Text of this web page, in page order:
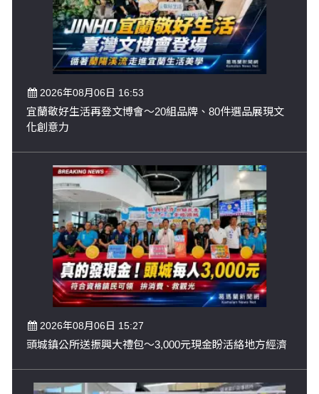
2026年08月06日 16:53
宜蘭敬好生活再登文博會～20組品牌、80件選品展現文
化創意力
2026年08月06日 15:27
頭城鎮公所送振興大禮包～3,000元現金盼活絡地方經濟